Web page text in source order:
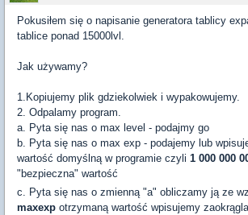
Pokusiłem się o napisanie generatora tablicy
tablice ponad 15000lvl.
Jak używamy?
1.Kopiujemy plik gdziekolwiek i wypakowujemy.
2. Odpalamy program.
a. Pyta się nas o max level - podajmy go
b. Pyta się nas o max exp - podajemy lub
wartość domyślną w programie czyli 1 000 000
"bezpieczna" wartość
c. Pyta się nas o zmienną "a" obliczamy ją ze
maxexp otrzymaną wartość wpisujemy